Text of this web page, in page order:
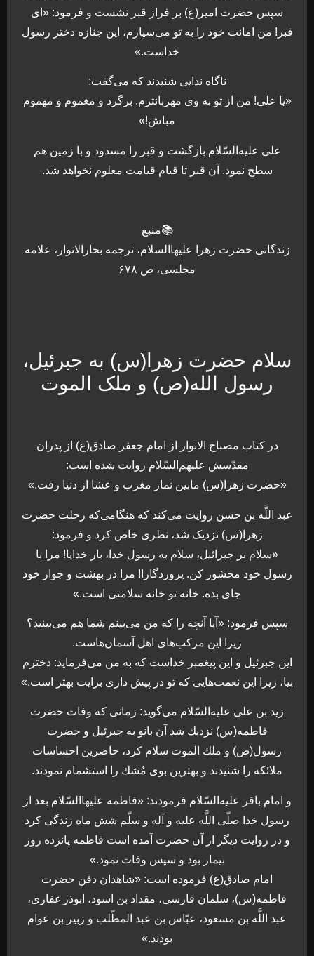
سپس حضرت امير(ع) بر فراز قبر نشست و فرمود: «اى
قبر! من امانت خود را به تو مى‏‌سپارم، اين جنازه دختر رسول
خداست.»
ناگاه ندايى شنيدند كه مى‌‏گفت:
«يا على! من از تو به وى مهربانترم. برگرد و مغموم و مهموم
مباش!»
على عليه‌السّلام بازگشت و قبر را مسدود و با زمين هم
سطح نمود. آن قبر تا قيام قيامت معلوم نخواهد شد.
📚منبع
زندگانى حضرت زهرا عليهاالسلام، ترجمه بحارالانوار، علامه
مجلسی، ص ۶۷۸
سلام حضرت زهرا(س) به جبرئیل،
رسول الله(ص) و ملک الموت
در كتاب مصباح الانوار از امام جعفر صادق(ع) از پدران
مقدّسش عليهم‌السّلام روايت شده است:
«حضرت زهرا(س) مابين نماز مغرب و عشا از دنيا رفت.»
عبد اللَّه بن حسن روايت مى‌‏كند كه هنگامى‌كه رحلت حضرت
زهرا(س) نزديک شد، نظرى خاص كرد و فرمود:
«سلام بر جبرائيل، سلام به رسول خدا، بار خدايا! مرا با
رسول خود محشور كن. پروردگارا! مرا در بهشت و جوار خود
جاى بده. خانه تو خانه سلامتى است.»
سپس فرمود: «آيا آنچه را كه من مى‌‏بينم شما هم مى‏‌بينيد؟
زيرا اين مركب‌هاى اهل آسمان‌هاست.
اين جبرئيل و اين پيغمبر خداست كه به من مى‏‌فرمايد: دخترم
بيا، زيرا اين نعمت‌هايى كه تو در پيش دارى برايت بهتر است.»
زيد بن على عليه‌السّلام مى‌گويد: زمانى كه وفات حضرت
فاطمه(س) نزديك شد آن بانو به جبرئيل و حضرت
رسول(ص) و ملك الموت سلام كرد، حاضرين احساسات
ملائكه را شنيدند و بهترين بوى مُشك را استشمام نمودند.
و امام باقر عليه‌السّلام فرمودند: «فاطمه عليهاالسّلام بعد از
رسول خدا صلّى اللَّه عليه و آله و سلّم شش ماه زندگى كرد
و در روايت ديگر از آن حضرت آمده است فاطمه پانزده روز
بيمار بود و سپس وفات نمود.»
امام صادق(ع) فرموده است: «شاهدان دفن حضرت
فاطمه(س)، سلمان فارسى، مقداد بن اسود، ابوذر غفارى،
عبد اللَّه بن مسعود، عبّاس بن عبد المطّلب و زبير بن عوام
بودند.»